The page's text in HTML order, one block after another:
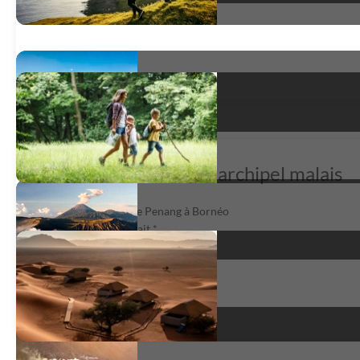
Belle découverte de l'archipel malais
Contrastes malais, de Penang à Bornéo
satisfait*